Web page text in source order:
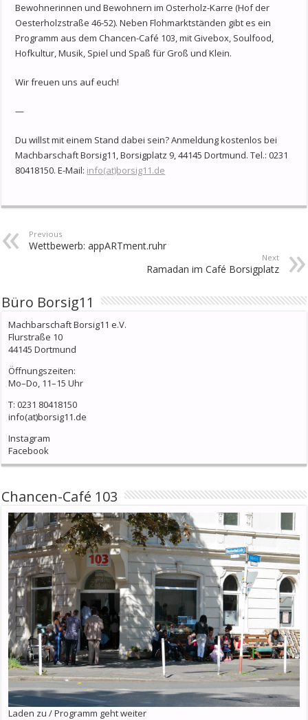
Bewohnerinnen und Bewohnern im Osterholz-Karre (Hof der
Oesterholzstraße 46-52). Neben Flohmarktständen gibt es ein
Programm aus dem Chancen-Café 103, mit Givebox, Soulfood,
Hofkultur, Musik, Spiel und Spaß für Groß und Klein.
Wir freuen uns auf euch!
—
Du willst mit einem Stand dabei sein? Anmeldung kostenlos bei
Machbarschaft Borsig11, Borsigplatz 9, 44145 Dortmund. Tel.: 0231
80418150. E-Mail: info(at)borsig11.de
Previous
Wettbewerb: appARTment.ruhr
Next
Ramadan im Café Borsigplatz
Büro Borsig11
Machbarschaft Borsig11 e.V.
Flurstraße 10
44145 Dortmund
Öffnungszeiten:
Mo–Do, 11–15 Uhr
T: 0231 80418150
info(at)borsig11.de
Instagram
Facebook
Chancen-Café 103
Laden zu / Programm geht weiter